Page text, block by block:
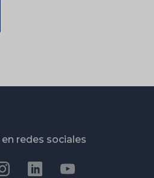
redes sociales